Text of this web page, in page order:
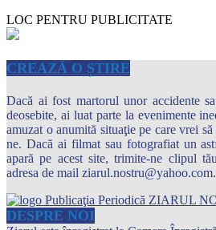
LOC PENTRU PUBLICITATE
CREAZĂ O ȘTIRE
Dacă ai fost martorul unor accidente
deosebite, ai luat parte la evenimente
amuzat o anumită situaţie pe care vrei
ne. Dacă ai filmat sau fotografiat un
apară pe acest site, trimite-ne clipul
adresa de mail ziarul.nostru@yahoo.com.
DESPRE NOI